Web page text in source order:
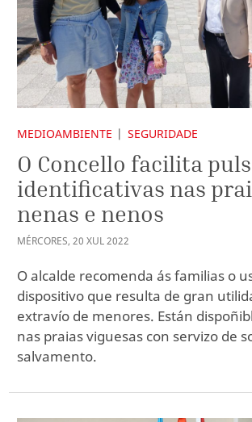
MEDIOAMBIENTE SEGURIDADE
O Concello facilita
identificativas nas
nenas e nenos
MÉRCORES, 20 XUL2022
O alcalde recomenda ás familias o
dispositivo que resulta de gran
extravío de menores. Están
nas praias viguesas con servizo de
salvamento.